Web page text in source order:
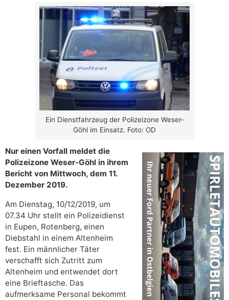
Ein Dienstfahrzeug der Polizeizone Weser-
Göhl im Einsatz. Foto: OD
Nur einen Vorfall meldet die
Polizeizone Weser-Göhl in ihrem
Bericht von Mittwoch, dem 11.
Dezember 2019.
Am Dienstag, 10/12/2019, um
07.34 Uhr stellt ein Polizeidienst
in Eupen, Rotenberg, einen
Diebstahl in einem Altenheim
fest. Ein männlicher Täter
verschafft sich Zutritt zum
Altenheim und entwendet dort
eine Brieftasche. Das
aufmerksame Personal bekommt